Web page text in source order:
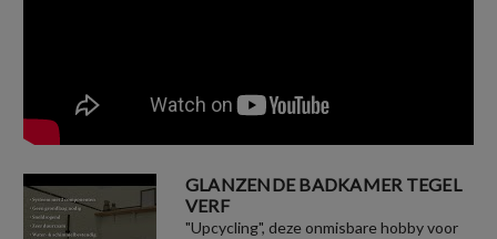
GLANZENDE BADKAMER TEGEL
VERF
"Upcycling", deze onmisbare hobby voor